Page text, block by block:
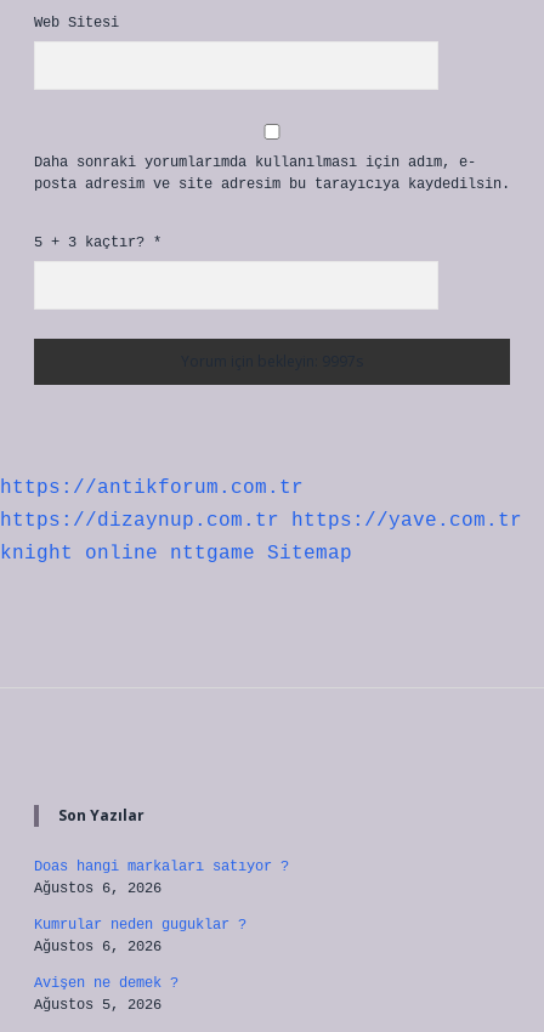
Web Sitesi
Daha sonraki yorumlarımda kullanılması için adım, e-
posta adresim ve site adresim bu tarayıcıya kaydedilsin.
5 + 3 kaçtır? *
https://antikforum.com.tr
https://dizaynup.com.tr
https://yave.com.tr
knight online
nttgame Sitemap
Son Yazılar
Doas hangi markaları satıyor ?
Ağustos 6, 2026
Kumrular neden guguklar ?
Ağustos 6, 2026
Avişen ne demek ?
Ağustos 5, 2026